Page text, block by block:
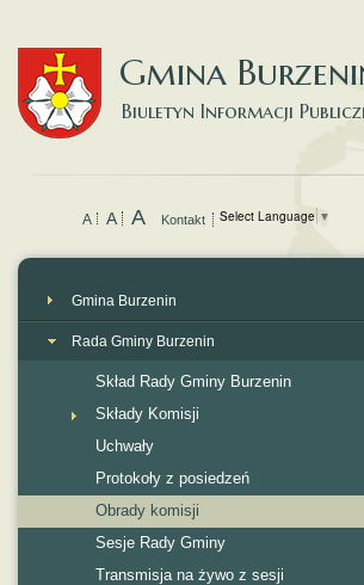
Gmina
Biuletyn Informacji
A A A Kontakt Select Language ▼
Gmina Burzenin
Rada Gminy Burzenin
Skład Rady Gminy Burzenin
Składy Komisji
Uchwały
Protokoły z posiedzeń
Obrady komisji
Sesje Rady Gminy
Transmisja na żywo z sesji